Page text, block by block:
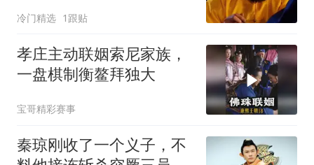
冷门精选 1跟贴
孝庄主动联姻索尼家族，
一盘棋制衡鳌拜独大
宝哥精彩赛事
秦琼刚收了一个义子，不